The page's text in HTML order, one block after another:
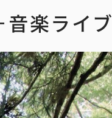
楽ライブ